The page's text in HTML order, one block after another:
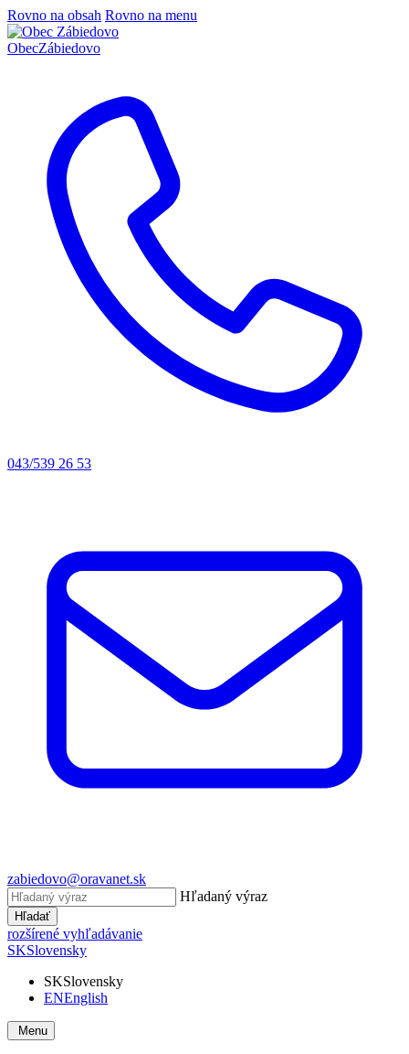
Rovno na obsah Rovno na menu
ObecZábiedovo
043/539 26 53
zabiedovo@oravanet.sk
Hľadaný výraz
Hľadať
rozšírené vyhľadávanie
SKSlovensky
SKSlovensky
ENEnglish
Menu